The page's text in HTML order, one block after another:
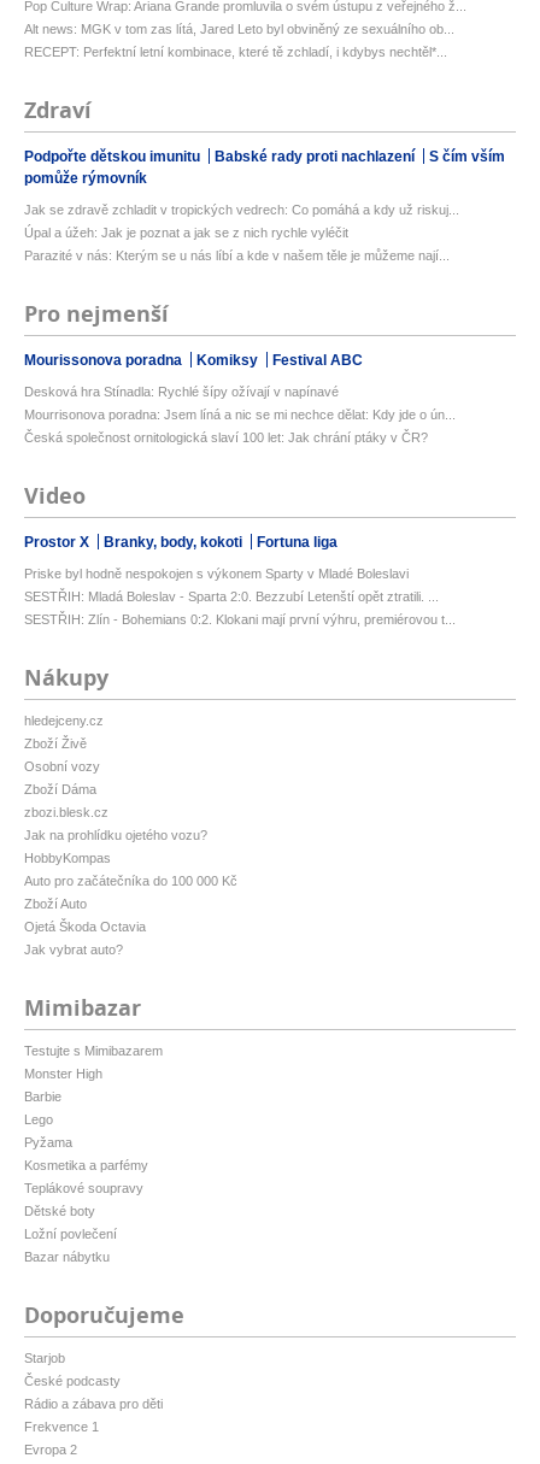
Pop Culture Wrap: Ariana Grande promluvila o svém ústupu z veřejného ž...
Alt news: MGK v tom zas lítá, Jared Leto byl obviněný ze sexuálního ob...
RECEPT: Perfektní letní kombinace, které tě zchladí, i kdybys nechtěl*...
Zdraví
Podpořte dětskou imunitu Babské rady proti nachlazení
S čím vším
pomůže rýmovník
Jak se zdravě zchladit v tropických vedrech: Co pomáhá a kdy už riskuj...
Úpal a úžeh: Jak je poznat a jak se z nich rychle vyléčit
Parazité v nás: Kterým se u nás líbí a kde v našem těle je můžeme nají...
Pro nejmenší
Mourissonova poradna Komiksy Festival ABC
Desková hra Stínadla: Rychlé šípy ožívají v napínavé
Mourrisonova poradna: Jsem líná a nic se mi nechce dělat: Kdy jde o ún...
Česká společnost ornitologická slaví 100 let: Jak chrání ptáky v ČR?
Video
Prostor X Branky, body, kokoti Fortuna liga
Priske byl hodně nespokojen s výkonem Sparty v Mladé Boleslavi
SESTŘIH: Mladá Boleslav - Sparta 2:0. Bezzubí Letenští opět ztratili. ...
SESTŘIH: Zlín - Bohemians 0:2. Klokani mají první výhru, premiérovou t...
Nákupy
hledejceny.cz
Zboží Živě
Osobní vozy
Zboží Dáma
zbozi.blesk.cz
Jak na prohlídku ojetého vozu?
HobbyKompas
Auto pro začátečníka do 100 000 Kč
Zboží Auto
Ojetá Škoda Octavia
Jak vybrat auto?
Mimibazar
Testujte s Mimibazarem
Monster High
Barbie
Lego
Pyžama
Kosmetika a parfémy
Teplákové soupravy
Dětské boty
Ložní povlečení
Bazar nábytku
Doporučujeme
Starjob
České podcasty
Rádio a zábava pro děti
Frekvence 1
Evropa 2